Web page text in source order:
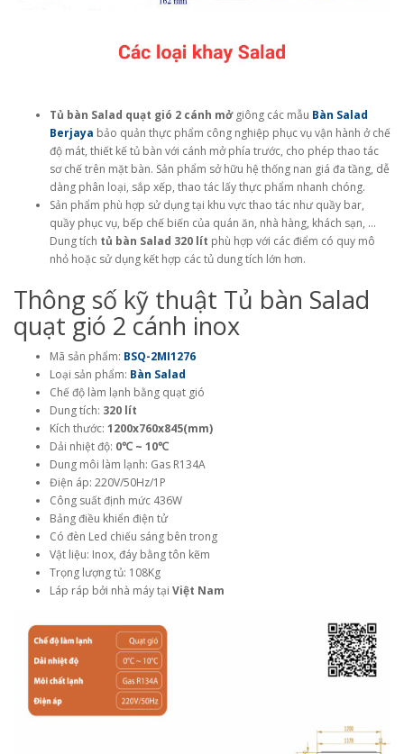
Tủ bàn Salad quạt gió 2 cánh mởgiông các mẫu Bàn Salad
Berjaya bảo quản thực phẩm công nghiệp phục vụ vận hành ở chế
độ mát, thiết kế tủ bàn với cánh mở phía trước, cho phép thao tác
sơ chế trên mặt bàn. Sản phẩm sở hữu hệ thống nan giá đa tầng, dễ
dàng phân loại, sắp xếp, thao tác lấy thực phẩm nhanh chóng.
Sản phẩm phù hợp sử dụng tại khu vực thao tác như quầy bar,
quầy phục vụ, bếp chế biến của quán ăn, nhà hàng, khách sạn, …
Dung tích tủ bàn Salad 320 lít phù hợp với các điểm có quy mô
nhỏ hoặc sử dụng kết hợp các tủ dung tích lớn hơn.
Thông số kỹ thuật Tủ bàn Salad
quạt gió 2 cánh inox
Mã sản phẩm: BSQ-2MI1276
Loại sản phẩm: Bàn Salad
Chế độ làm lạnh bằng quạt gió
Dung tích: 320 lít
Kích thước: 1200x760x845(mm)
Dải nhiệt độ: 0℃ ~ 10℃
Dung môi làm lạnh: Gas R134A
Điện áp: 220V/50Hz/1P
Công suất định mức 436W
Bảng điều khiển điện tử
Có đèn Led chiếu sáng bên trong
Vật liệu: Inox, đáy bằng tôn kẽm
Trọng lượng tủ: 108Kg
Láp ráp bởi nhà máy tại Việt Nam